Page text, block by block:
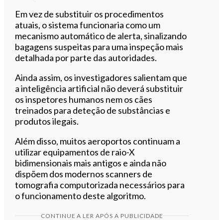
Em vez de substituir os procedimentos
atuais, o sistema funcionaria como um
mecanismo automático de alerta, sinalizando
bagagens suspeitas para uma inspeção mais
detalhada por parte das autoridades.
Ainda assim, os investigadores salientam que
a inteligência artificial não deverá substituir
os inspetores humanos nem os cães
treinados para deteção de substâncias e
produtos ilegais.
Além disso, muitos aeroportos continuam a
utilizar equipamentos de raio-X
bidimensionais mais antigos e ainda não
dispõem dos modernos scanners de
tomografia computorizada necessários para
o funcionamento deste algoritmo.
CONTINUE A LER APÓS A PUBLICIDADE